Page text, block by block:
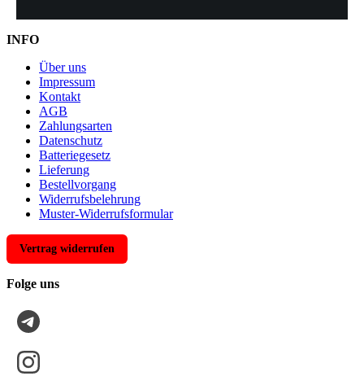
INFO
Über uns
Impressum
Kontakt
AGB
Zahlungsarten
Datenschutz
Batteriegesetz
Lieferung
Bestellvorgang
Widerrufsbelehrung
Muster-Widerrufsformular
Vertrag widerrufen
Folge uns